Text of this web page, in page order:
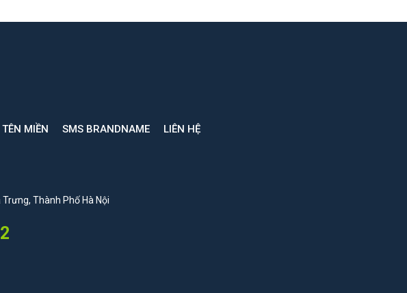
TÊN MIỀN SMS BRANDNAME LIÊN HỆ
Thành Phố Hà Nội